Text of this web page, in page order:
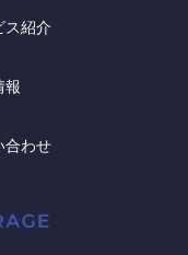
ス紹介
報
合わせ